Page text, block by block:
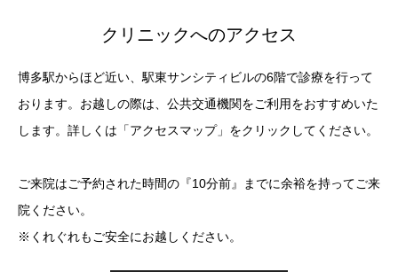
クリニックへのアクセス
博多駅からほど近い、駅東サンシティビルの6階で診療を行って
おります。お越しの際は、公共交通機関をご利用をおすすめいた
します。詳しくは「アクセスマップ」をクリックしてください。
ご来院はご予約された時間の『10分前』までに余裕を持ってご来
院ください。
※くれぐれもご安全にお越しください。